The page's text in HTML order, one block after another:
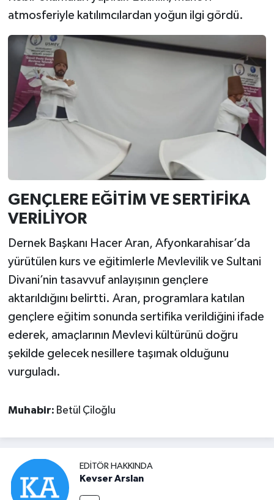
atmosferiyle katılımcılardan yoğun ilgi gördü.
GENÇLERE EĞİTİM VE SERTİFİKA
VERİLİYOR
Dernek Başkanı Hacer Aran, Afyonkarahisar’da
yürütülen kurs ve eğitimlerle Mevlevilik ve Sultani
Divani’nin tasavvuf anlayışının gençlere
aktarıldığını belirtti. Aran, programlara katılan
gençlere eğitim sonunda sertifika verildiğini ifade
ederek, amaçlarının Mevlevi kültürünü doğru
şekilde gelecek nesillere taşımak olduğunu
vurguladı.
Muhabir: Betül Çiloğlu
EDITÖR HAKKINDA
Kevser Arslan